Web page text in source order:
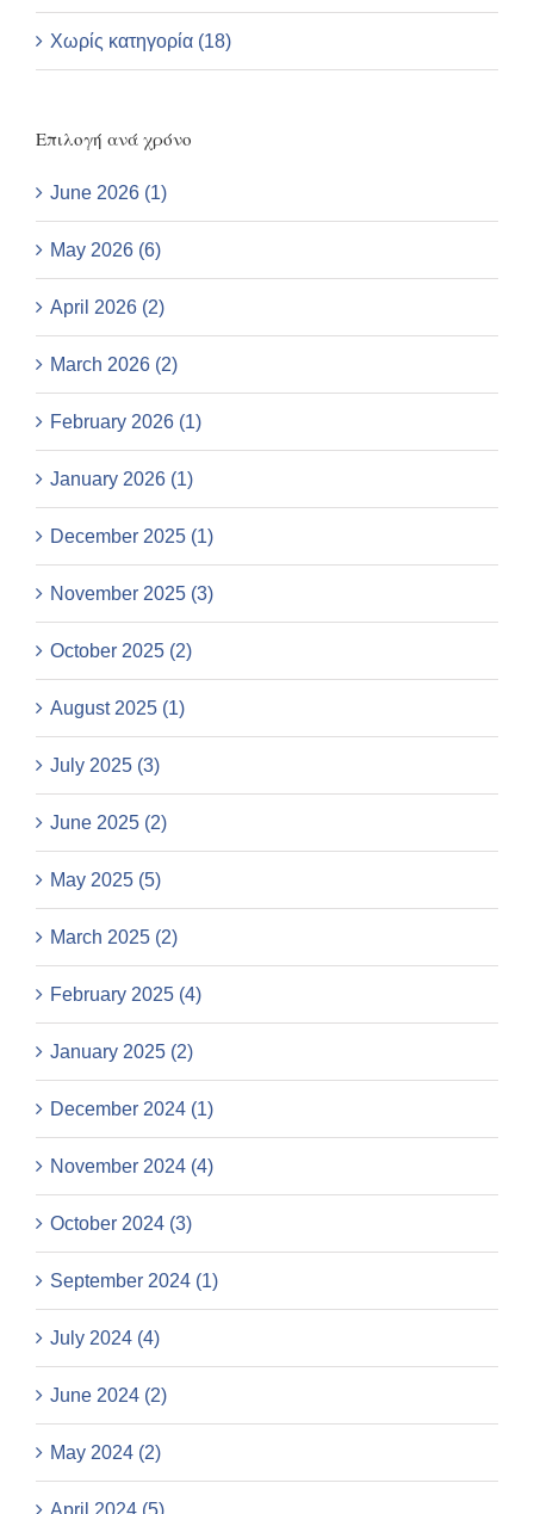
Χωρίς κατηγορία (18)
Επιλογή ανά χρόνο
June 2026 (1)
May 2026 (6)
April 2026 (2)
March 2026 (2)
February 2026 (1)
January 2026 (1)
December 2025 (1)
November 2025 (3)
October 2025 (2)
August 2025 (1)
July 2025 (3)
June 2025 (2)
May 2025 (5)
March 2025 (2)
February 2025 (4)
January 2025 (2)
December 2024 (1)
November 2024 (4)
October 2024 (3)
September 2024 (1)
July 2024 (4)
June 2024 (2)
May 2024 (2)